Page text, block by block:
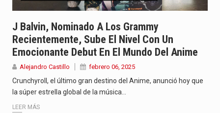
J Balvin, Nominado A Los Grammy
Recientemente, Sube El Nivel Con Un
Emocionante Debut En El Mundo Del Anime
Alejandro Castillo febrero 06, 2025
Crunchyroll, el último gran destino del Anime, anunció hoy que
la súper estrella global de la música…
LEER MÁS